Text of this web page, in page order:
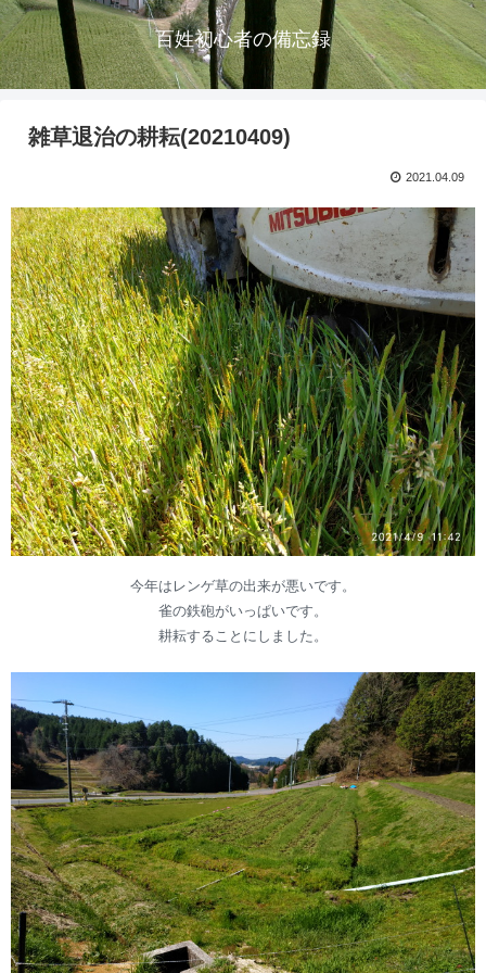
百姓初心者の備忘録
雑草退治の耕耘(20210409)
2021.04.09
今年はレンゲ草の出来が悪いです。
雀の鉄砲がいっぱいです。
耕耘することにしました。